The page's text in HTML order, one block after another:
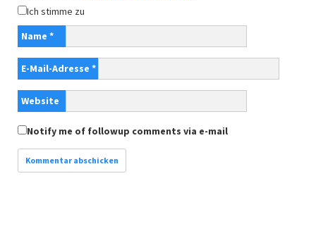
Ich stimme zu
Name *
E-Mail-Adresse *
Website
Notify me of followup comments via e-mail